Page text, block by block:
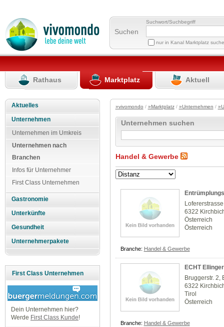
Suchen
Suchwort/Suchbegriff
nur in Kanal Marktplatz
Rathaus Marktplatz Aktuell
Aktuelles
Unternehmen
Unternehmen im Umkreis
Unternehmen nach
Branchen
Infos für Unternehmer
First Class Unternehmen
Gastronomie
Unterkünfte
Gesundheit
Unternehmerpakete
First Class Unternehmen
Dein Unternehmen hier?
Werde First Class Kunde!
»vivomondo / »Marktplatz/ »Unternehmen /
Unternehmen suchen
Handel & Gewerbe
6322
Österreich
Österreich
Branche: Handel & Gewerbe
ECHT
Bruggerstr. 2,
6322
Tirol
Österreich
Branche: Handel & Gewerbe